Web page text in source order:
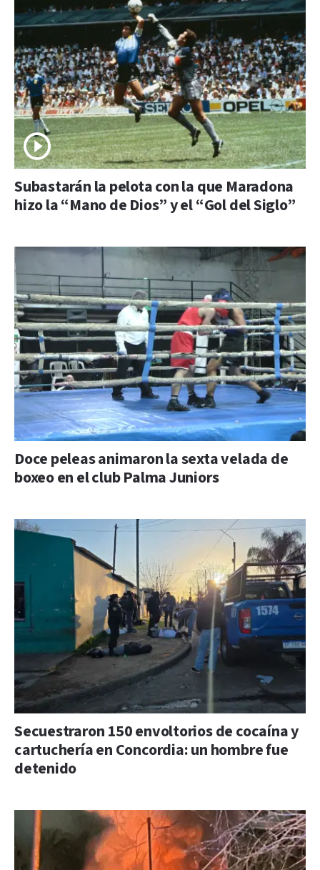
Subastarán la pelota con la que Maradona
hizo la “Mano de Dios” y el “Gol del Siglo”
Doce peleas animaron la sexta velada de
boxeo en el club Palma Juniors
Secuestraron 150 envoltorios de cocaína y
cartuchería en Concordia: un hombre fue
detenido